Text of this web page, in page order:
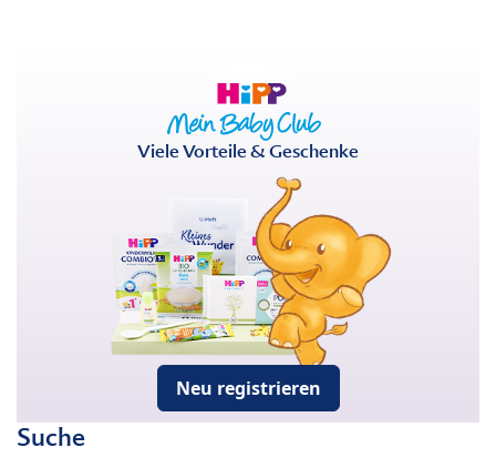
Viele Vorteile & Geschenke
Neu registrieren
Suche